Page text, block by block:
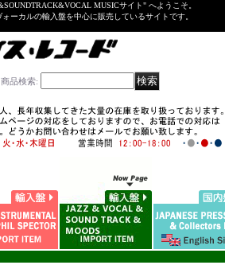
MUSICサイト" へようこそ。
ォーカルの輸入盤を中心に販売しているサイトです。
商品検索: